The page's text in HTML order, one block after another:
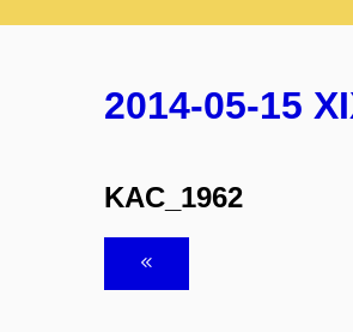
2014-05-15
KAC_1962